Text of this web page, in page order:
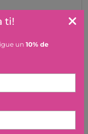
DE ARRASTRE
ti!
un 10% de